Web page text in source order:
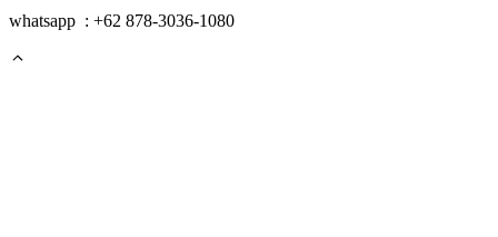
whatsapp : +62 878-3036-1080